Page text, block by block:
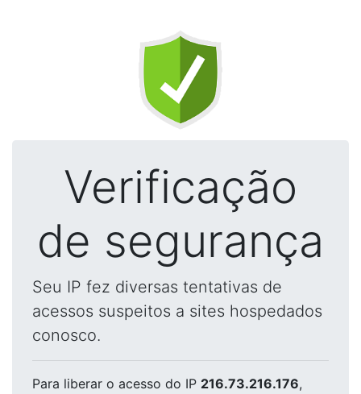
Verificação
de segurança
Seu IP fez diversas tentativas de
acessos suspeitos a sites hospedados
conosco.
Para liberar o acesso do IP 216.73.216.176,